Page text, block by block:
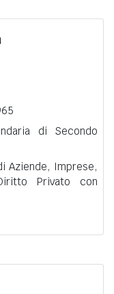
di Secondo
Aziende, Imprese,
Privato con